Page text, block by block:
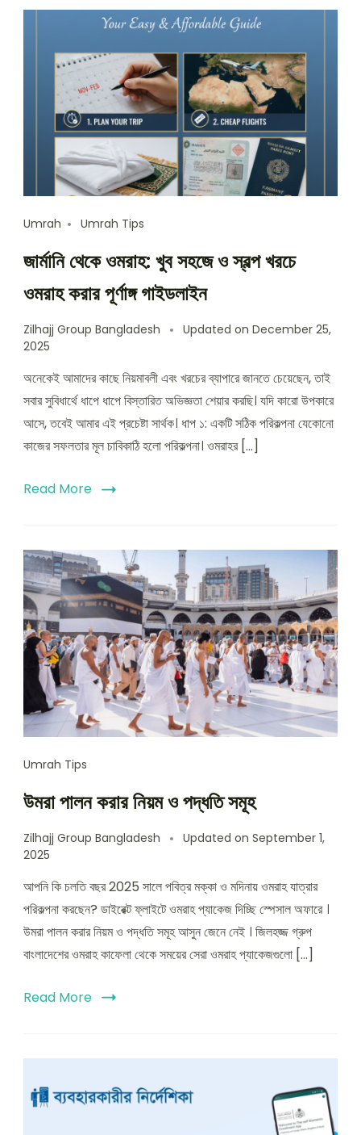
Umrah Umrah Tips
জার্মানি থেকে ওমরাহ: খুব সহজে ও স্বল্প খরচে
ওমরাহ করার পূর্ণাঙ্গ গাইডলাইন
Zilhajj Group Bangladesh Updated on December 25,
2025
অনেকেই আমাদের কাছে নিয়মাবলী এবং খরচের ব্যাপারে জানতে চেয়েছেন, তাই
সবার সুবিধার্থে ধাপে ধাপে বিস্তারিত অভিজ্ঞতা শেয়ার করছি। যদি কারো উপকারে
আসে, তবেই আমার এই প্রচেষ্টা সার্থক। ধাপ ১: একটি সঠিক পরিকল্পনা যেকোনো
কাজের সফলতার মূল চাবিকাঠি হলো পরিকল্পনা। ওমরাহর […]
Read More
Umrah Tips
উমরা পালন করার নিয়ম ও পদ্ধতি সমূহ
Zilhajj Group Bangladesh Updated on September 1,
2025
আপনি কি চলতি বছর 2025 সালে পবিত্র মক্কা ও মদিনায় ওমরাহ যাত্রার
পরিকল্পনা করছেন? ডাইরেক্ট ফ্লাইটে ওমরাহ প্যাকেজ দিচ্ছি স্পেসাল অফারে ।
উমরা পালন করার নিয়ম ও পদ্ধতি সমূহ আসুন জেনে নেই । জিলহজ্জ গ্রুপ
বাংলাদেশের ওমরাহ কাফেলা থেকে সময়ের সেরা ওমরাহ প্যাকেজগুলো […]
Read More